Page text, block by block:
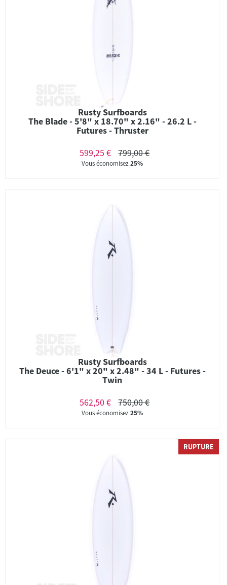
Rusty Surfboards
The Blade - 5'8" x 18.70" x 2.16" - 26.2 L -
Futures - Thruster
599,25 €
799,00 €
Vous économisez25%
Rusty Surfboards
The Deuce - 6'1" x 20" x 2.48" - 34 L - Futures -
Twin
562,50 €
750,00 €
Vous économisez25%
RUPTURE